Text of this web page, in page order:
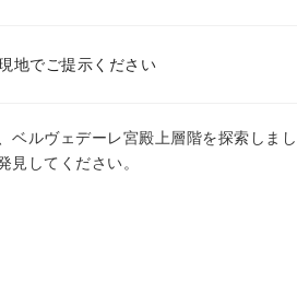
地でご提示ください
ベルヴェデーレ宮殿上層階を探索しま
見してください。